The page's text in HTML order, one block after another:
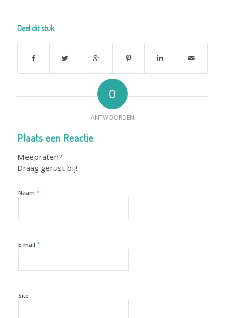
Deel dit stuk
0
ANTWOORDEN
Plaats een Reactie
Meepraten?
Draag gerust bij!
Naam *
E-mail *
Site